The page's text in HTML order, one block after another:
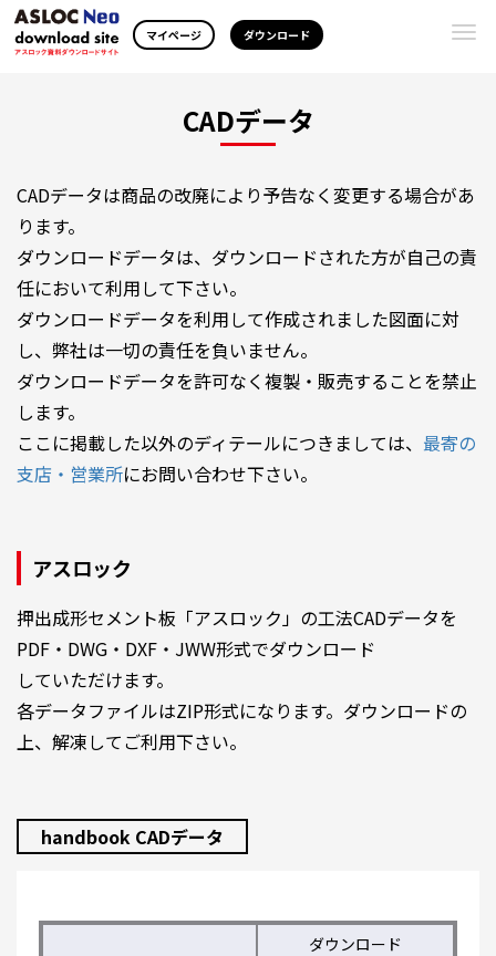
マイページ ダウンロード
CADデータ
CADデータは商品の改廃により予告なく変更する場合があ
ります。
ダウンロードデータは、ダウンロードされた方が自己の責
任において利用して下さい。
ダウンロードデータを利用して作成されました図面に対
し、弊社は一切の責任を負いません。
ダウンロードデータを許可なく複製・販売することを禁止
します。
ここに掲載した以外のディテールにつきましては、 最寄の
支店・営業所にお問い合わせ下さい。
アスロック
押出成形セメント板「アスロック」の工法CADデータを
PDF・DWG・DXF・JWW形式でダウンロード
していただけます。
各データファイルはZIP形式になります。ダウンロードの
上、解凍してご利用下さい。
handbook CADデータ
ダウンロード